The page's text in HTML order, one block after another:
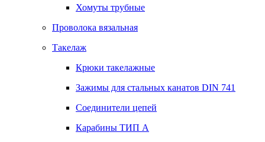
Хомуты трубные
Проволока вязальная
Такелаж
Крюки такелажные
Зажимы для стальных канатов DIN 741
Соединители цепей
Карабины ТИП А